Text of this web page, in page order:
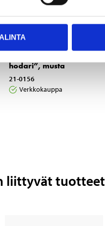
4 95
Aurinkolasit ”Biltema-
hodari”, musta
21-0156
Verkkokauppa
liittyvät tuotteet